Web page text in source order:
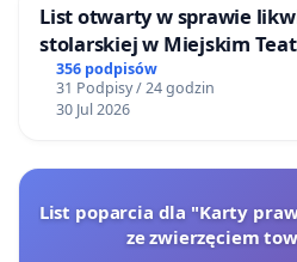
List otwarty w sprawie
stolarskiej w Miejskim
Gdańsku
356 podpisów
31 Podpisy / 24 godzin
30 Jul 2026
List poparcia dla "Karty
ze zwierzęciem